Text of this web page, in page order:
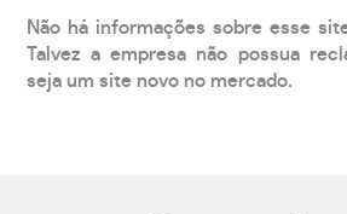
Não há informações sobre esse
Talvez a empresa não possua
seja um site novo no mercado.